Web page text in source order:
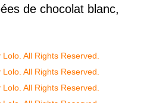
de chocolat blanc,